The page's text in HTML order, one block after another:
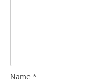
Name *